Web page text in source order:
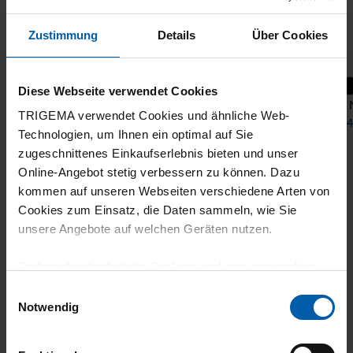
Zustimmung Details Über Cookies
Diese Webseite verwendet Cookies
TRIGEMA verwendet Cookies und ähnliche Web-
Technologien, um Ihnen ein optimal auf Sie
zugeschnittenes Einkaufserlebnis bieten und unser
Online-Angebot stetig verbessern zu können. Dazu
kommen auf unseren Webseiten verschiedene Arten von
Cookies zum Einsatz, die Daten sammeln, wie Sie
unsere Angebote auf welchen Geräten nutzen.
grundlegende Funktionen wie etwa zur Auswahl und
Notwendig
+2
from 38,80 € from
climate-neutral
Family business